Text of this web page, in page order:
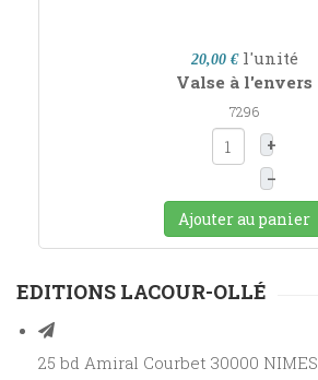
20,00 € l'unité
Valse à l'envers
7296
+
–
Ajouter au panier
EDITIONS LACOUR-OLLÉ
25 bd Amiral Courbet 30000 NIMES